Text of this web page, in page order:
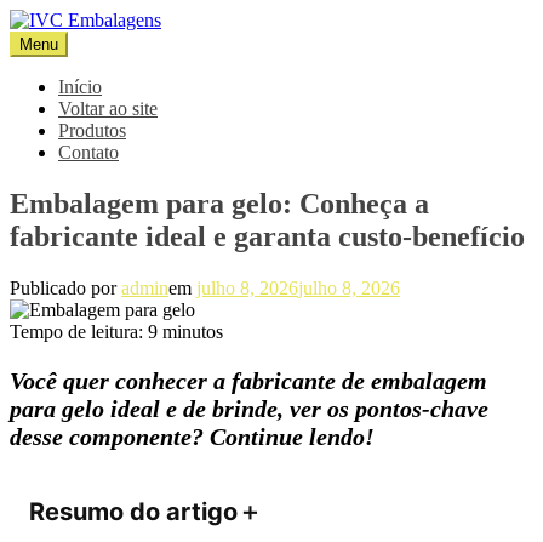
Pular
para
o
conteúdo
IVC Embalagens
Blog IVC
Menu
Início
Voltar ao site
Produtos
Contato
Embalagem para gelo: Conheça a
fabricante ideal e garanta custo-benefício
Publicado poradminem julho 8, 2026julho 8, 2026
Tempo de leitura: 9 minutos
Você quer conhecer a fabricante de embalagem
para gelo ideal e de brinde, ver os pontos-chave
desse componente? Continue lendo!
Resumo do artigo＋